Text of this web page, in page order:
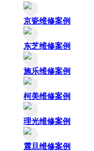
京瓷维修案例
东芝维修案例
施乐维修案例
柯美维修案例
理光维修案例
震旦维修案例